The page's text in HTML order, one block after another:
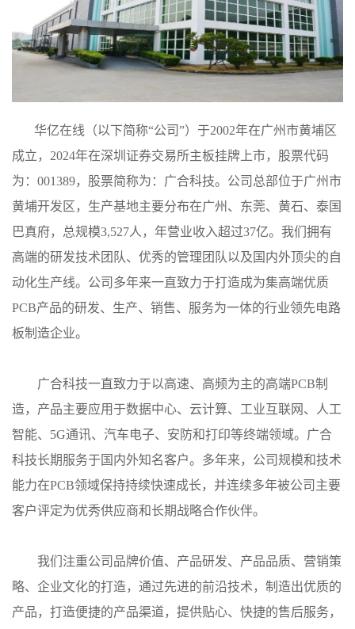
华亿在线（以下简称“公司”）于2002年在广州市黄埔区
成立，2024年在深圳证券交易所主板挂牌上市，股票代码
为：001389，股票简称为：广合科技。公司总部位于广州市
黄埔开发区，生产基地主要分布在广州、东莞、黄石、泰国
巴真府，总规模3,527人，年营业收入超过37亿。我们拥有
高端的研发技术团队、优秀的管理团队以及国内外顶尖的自
动化生产线。公司多年来一直致力于打造成为集高端优质
PCB产品的研发、生产、销售、服务为一体的行业领先电路
板制造企业。
广合科技一直致力于以高速、高频为主的高端PCB制
造，产品主要应用于数据中心、云计算、工业互联网、人工
智能、5G通讯、汽车电子、安防和打印等终端领域。广合
科技长期服务于国内外知名客户。多年来，公司规模和技术
能力在PCB领域保持持续快速成长，并连续多年被公司主要
客户评定为优秀供应商和长期战略合作伙伴。
我们注重公司品牌价值、产品研发、产品品质、营销策
略、企业文化的打造，通过先进的前沿技术，制造出优质的
产品，打造便捷的产品渠道，提供贴心、快捷的售后服务，